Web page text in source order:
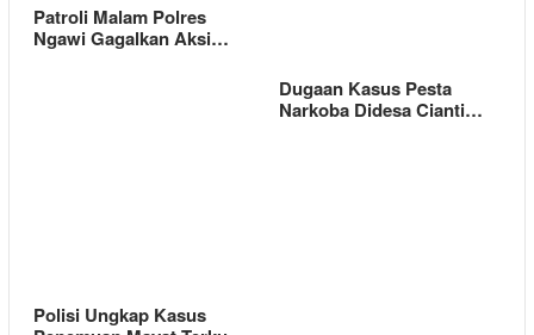
Patroli Malam Polres
Ngawi Gagalkan Aksi…
Dugaan Kasus Pesta
Narkoba Didesa Cianti…
Polisi Ungkap Kasus